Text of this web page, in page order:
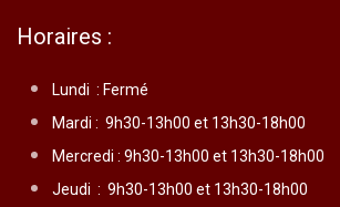
Horaires :
Lundi : Fermé
Mardi : 9h30-13h00 et 13h30-18h00
Mercredi : 9h30-13h00 et 13h30-18h00
Jeudi : 9h30-13h00 et 13h30-18h00